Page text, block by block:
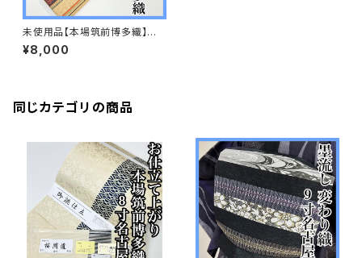
未使用品【本場筑前博多織】小
袋帯 半幅 正絹 s493
¥8,000
同じカテゴリの商品